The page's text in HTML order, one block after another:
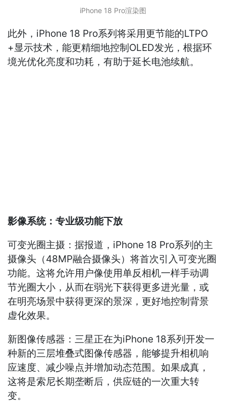
iPhone 18 Pro渲染图
此外，iPhone 18 Pro系列将采用更节能的LTPO
+显示技术，能更精细地控制OLED发光，根据环
境光优化亮度和功耗，有助于延长电池续航。
影像系统：专业级功能下放
可变光圈主摄：据报道，iPhone 18 Pro系列的主
摄像头（48MP融合摄像头）将首次引入可变光圈
功能。这将允许用户像使用单反相机一样手动调
节光圈大小，从而在弱光下获得更多进光量，或
在明亮场景中获得更深的景深，更好地控制背景
虚化效果。
新图像传感器：三星正在为iPhone 18系列开发一
种新的三层堆叠式图像传感器，能够提升相机响
应速度、减少噪点并增加动态范围。如果成真，
这将是索尼长期垄断后，供应链的一次重大转
变。